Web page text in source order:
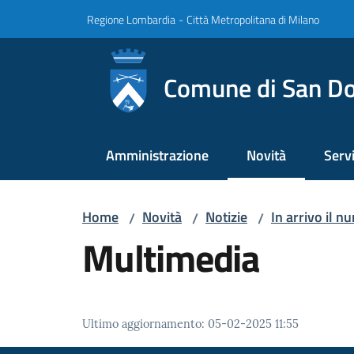
Regione Lombardia -Città Metropolitana di Milano
Comune di San
Amministrazione Novità
Menu selezionato
Home / Novità / Notizie / In arrivo il
Multimedia
Ultimo aggiornamento: 05-02-2025 11:55